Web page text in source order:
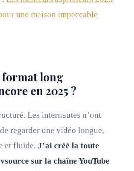
une maison impeccable
format long
en 2025 ?
Les internautes n’ont
regarder une vidéo longue,
et fluide. J’ai créé la toute
sur la chaîne YouTube